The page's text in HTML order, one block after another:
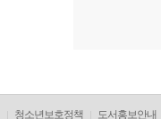
청소년보호정책 도서홍보안내